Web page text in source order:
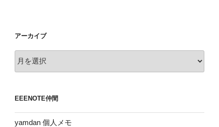
アーカイブ
ー
ブ
EEENOTE仲間
yamdan 個人メモ